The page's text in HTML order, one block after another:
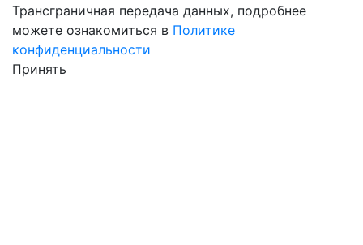
Трансграничная передача данных, подробнее
можете ознакомиться в Политике
конфиденциальности
Принять